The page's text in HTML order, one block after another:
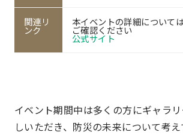
関連リ
ンク
本イベントの詳細について
ご確認ください
公式サイト
イベント期間中は多くの方にギャラ
しいただき、防災の未来について考